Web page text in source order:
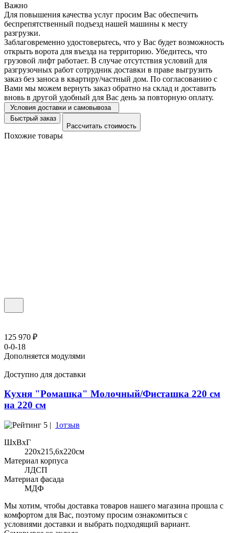
Важно
Для повышения качества услуг просим Вас обеспечить
беспрепятственный подъезд нашей машины к месту
разгрузки.
Заблаговременно удостоверьтесь, что у Вас будет возможность
открыть ворота для въезда на территорию. Убедитесь, что
грузовой лифт работает. В случае отсутствия условий для
разгрузочных работ сотрудник доставки в праве выгрузить
заказ без заноса в квартиру/частный дом. По согласованию с
Вами мы можем вернуть заказ обратно на склад и доставить
вновь в другой удобный для Вас день за повторную оплату.
Условия доставки и самовывоза
Быстрый заказ
Рассчитать стоимость
Похожие товары
125 970 ₽
0-0-18
Дополняется модулями
Доступно для доставки
Кухня "Ромашка" Молочный/Фисташка 220 см
на 220 см
5 | 1отзыв
ШхВхГ
220x215,6х220см
Материал корпуса
ЛДСП
Материал фасада
МДФ
Мы хотим, чтобы доставка товаров нашего магазина прошла с
комфортом для Вас, поэтому просим ознакомиться с
условиями доставки и выбрать подходящий вариант.